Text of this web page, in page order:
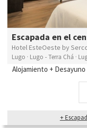
Escapada en el
Hotel EsteOeste by
Lugo · Lugo - Terra Chá ·
Alojamiento +
+